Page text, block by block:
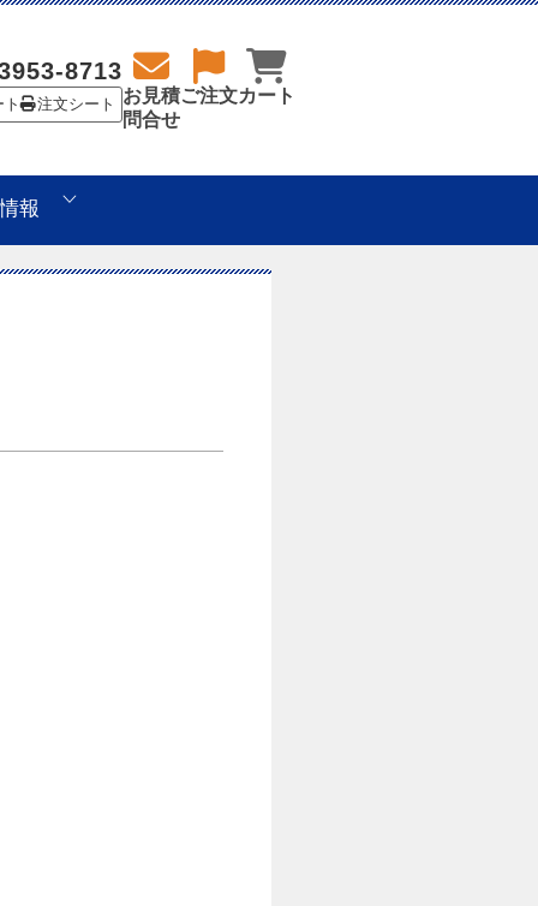
8713
ト 注文シート
お見積
問合せ
ご注文カート
報